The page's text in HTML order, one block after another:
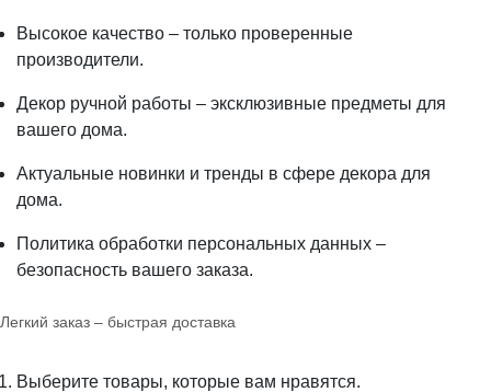
Высокое качество – только проверенные
производители.
Декор ручной работы – эксклюзивные предметы для
вашего дома.
Актуальные новинки и тренды в сфере декора для
дома.
Политика обработки персональных данных –
безопасность вашего заказа.
Легкий заказ – быстрая доставка
Выберите товары, которые вам нравятся.